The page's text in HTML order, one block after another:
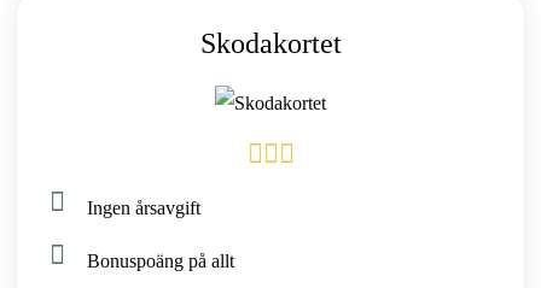
Skodakortet
Ingen årsavgift
Bonuspoäng på allt